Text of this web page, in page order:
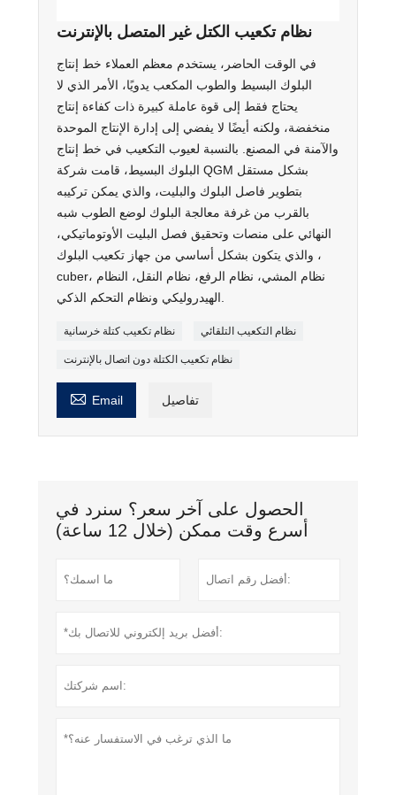
نظام تكعيب الكتل غير المتصل بالإنترنت
في الوقت الحاضر، يستخدم معظم العملاء خط إنتاج
البلوك البسيط والطوب المكعب يدويًا، الأمر الذي لا
يحتاج فقط إلى قوة عاملة كبيرة ذات كفاءة إنتاج
منخفضة، ولكنه أيضًا لا يفضي إلى إدارة الإنتاج الموحدة
والآمنة في المصنع. بالنسبة لعيوب التكعيب في خط إنتاج
البلوك البسيط، قامت شركة QGM بشكل مستقل
بتطوير فاصل البلوك والبليت، والذي يمكن تركيبه
بالقرب من غرفة معالجة البلوك لوضع الطوب شبه
النهائي على منصات وتحقيق فصل البليت الأوتوماتيكي،
والذي يتكون بشكل أساسي من جهاز تكعيب البلوك ،
cuber، نظام المشي، نظام الرفع، نظام النقل، النظام
نظام تكعيب كتلة خرسانية نظام التكعيب التلقائي
نظام تكعيب الكتلة دون اتصال بالإنترنت
 Email تفاصيل
الحصول على آخر سعر؟ سنرد في
أسرع وقت ممكن (خلال 12 ساعة)